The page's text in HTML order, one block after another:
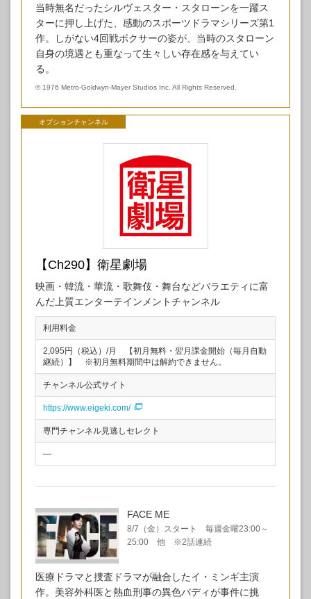
当時無名だったシルヴェスター・スタローンを一躍ス
ターに押し上げた、感動のスポーツドラマシリーズ第1
作。しがない4回戦ボクサーの姿が、当時のスタローン
自身の境遇とも重なって生々しい存在感を与えてい
る。
©1976 Metro-Goldwyn-Mayer Studios Inc. All Rights Reserved.
【Ch290】衛星劇場
オプションチャンネル
映画・韓流・華流・歌舞伎・舞台などバラエティに富
んだ上質エンターテインメントチャンネル
利用料金
2,095円（税込）/月 【初月無料・翌月課金開始（毎月自動
継続）】 ※初月無料期間中は解約できません。
チャンネル公式サイト
https://www.eigeki.com/
専門チャンネル見逃しセレクト
—
FACE ME
8/7（金）スタート 毎週金曜23:00～
25:00 他 ※2話連続
医療ドラマと捜査ドラマが融合したイ・ミンギ主演
作。美容外科医と熱血刑事の異色バディが事件に挑